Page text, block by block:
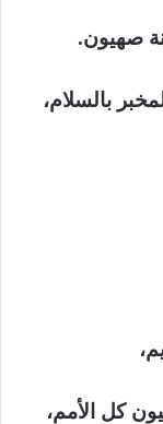
صهيون.
بالسلام،
كل الأمم،